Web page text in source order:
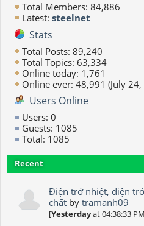
Total Members: 84,886
Latest: steelnet
Stats
Total Posts: 89,240
Total Topics: 63,334
Online today: 1,761
Online ever: 48,991 (July
Users Online
Users: 0
Guests: 1085
Total: 1085
Recent
Điện trở nhiệt, điện
chất bytramanh09
[Yesterdayat 04:38:33